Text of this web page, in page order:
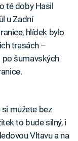
té doby Hasil
u Zadní
hlídek bylo
trasách –
po šumavských
můžete bez
to bude silný, i
Vltavu a na